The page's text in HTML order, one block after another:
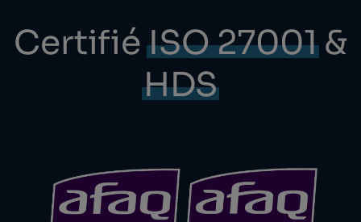
CertifiéISO 27001&
HDS